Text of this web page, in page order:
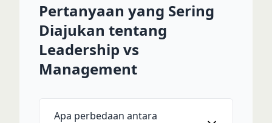
Pertanyaan yang Sering
Diajukan tentang
Leadership vs
Management
Apa perbedaan antara